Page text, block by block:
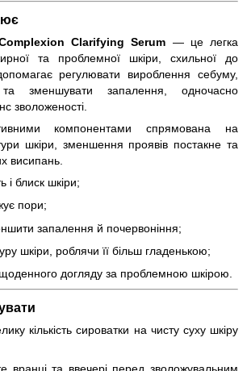
Clarifying Serum — це легка
та проблемної шкіри, схильної до
регулювати вироблення себуму,
зменшувати запалення, одночасно
зволоженості.
компонентами спрямована на
шкіри, зменшення проявів постакне та
висипань.
і блиск шкіри;
пори;
запалення й почервоніння;
шкіри, роблячи її більш гладенькою;
догляду за проблемною шкірою.
кількість сироватки на чисту суху шкіру